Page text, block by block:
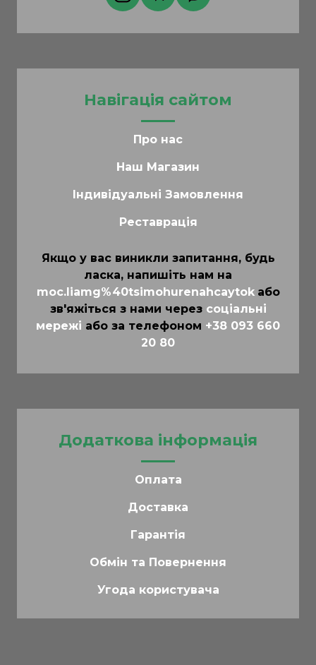
Навігація сайтом
Про нас
Наш Магазин
Індивідуальні Замовлення
Реставрація
Якщо у вас виникли запитання, будь
ласка, напишіть нам на
moc.liamg%40tsimohurenahcaytok або
зв'яжіться з нами через соціальні
мережі або за телефоном +38 093 660
20 80
Додаткова інформація
Оплата
Доставка
Гарантія
Обмін та Повернення
Угода користувача